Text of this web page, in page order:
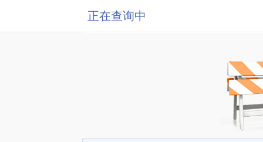
正在查询中